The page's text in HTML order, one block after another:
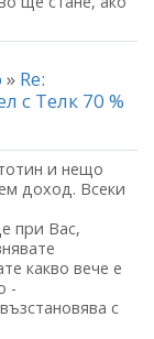
» Re:
с Телк 70 %
и нещо
доход. Всеки
при Вас,
какво вече е
-
с